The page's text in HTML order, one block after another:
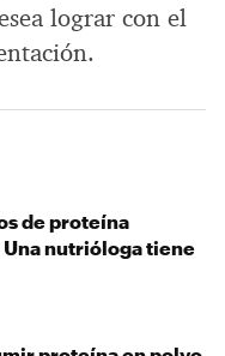
lograr con el
de proteína
Una nutrióloga tiene